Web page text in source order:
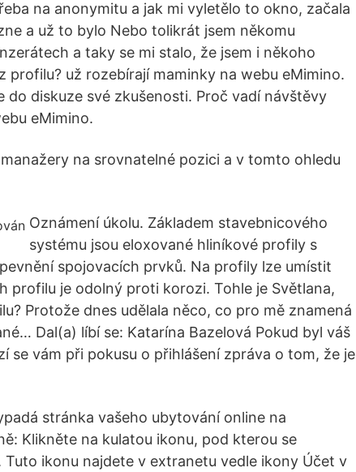
na anonymitu a jak mi vyletělo to okno, začala
a už to bylo Nebo tolikrát jsem někomu
a taky se mi stalo, že jsem i někoho
profilu? už rozebírají maminky na webu eMimino.
do diskuze své zkušenosti. Proč vadí návštěvy
eMimino.
na srovnatelné pozici a v tomto ohledu
Oznámení úkolu. Základem stavebnicového
systému jsou eloxované hliníkové profily s
spojovacích prvků. Na profily lze umístit
profilu je odolný proti korozi. Tohle je Světlana,
Protože dnes udělala něco, co pro mě znamená
Dal(a) líbí se: Katarína Bazelová Pokud byl váš
se vám při pokusu o přihlášení zpráva o tom, že je
stránka vašeho ubytování online na
Klikněte na kulatou ikonu, pod kterou se
ikonu najdete v extranetu vedle ikony Účet v